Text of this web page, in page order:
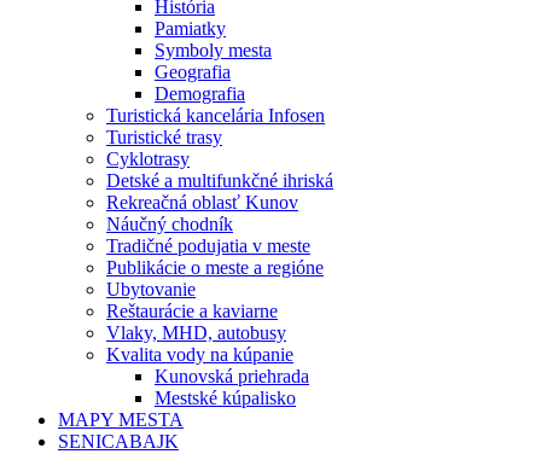
História
Pamiatky
Symboly mesta
Geografia
Demografia
Turistická kancelária Infosen
Turistické trasy
Cyklotrasy
Detské a multifunkčné ihriská
Rekreačná oblasť Kunov
Náučný chodník
Tradičné podujatia v meste
Publikácie o meste a regióne
Ubytovanie
Reštaurácie a kaviarne
Vlaky, MHD, autobusy
Kvalita vody na kúpanie
Kunovská priehrada
Mestské kúpalisko
MAPY MESTA
SENICABAJK